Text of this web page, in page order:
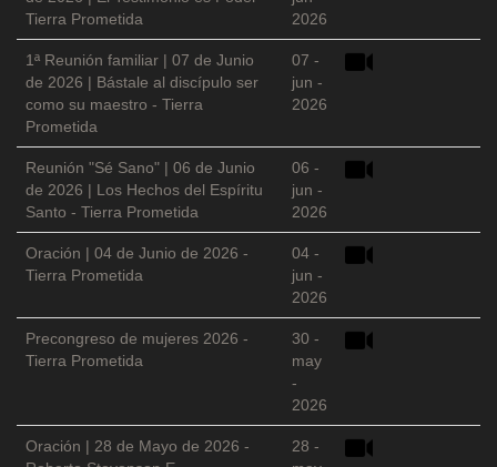
Tierra Prometida
2026
1ª Reunión familiar | 07 de Junio
de 2026 | Bástale al discípulo ser
como su maestro - Tierra
Prometida
07 -
jun -
2026
Reunión "Sé Sano" | 06 de Junio
de 2026 | Los Hechos del Espíritu
Santo - Tierra Prometida
06 -
jun -
2026
Oración | 04 de Junio de 2026 -
Tierra Prometida
04 -
jun -
2026
Precongreso de mujeres 2026 -
Tierra Prometida
30 -
may
-
2026
Oración | 28 de Mayo de 2026 -
28 -